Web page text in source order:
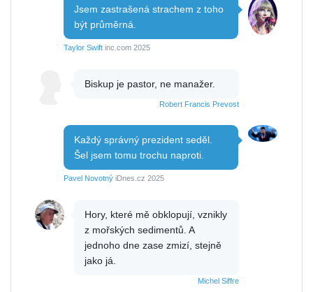
Jsem zastrašená strachem z toho
být průměrná.
Taylor Swift inc.com 2025
Biskup je pastor, ne manažer.
Robert Francis Prevost
Každý správný prezident seděl.
Šel jsem tomu trochu naproti.
Pavel Novotný iDnes.cz 2025
Hory, které mě obklopují, vznikly
z mořských sedimentů. A
jednoho dne zase zmizí, stejně
jako já.
Michel Siffre